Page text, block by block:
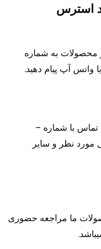
به شماره
با شماره –
مورد نظر و سایر
ما مراجعه حضوری